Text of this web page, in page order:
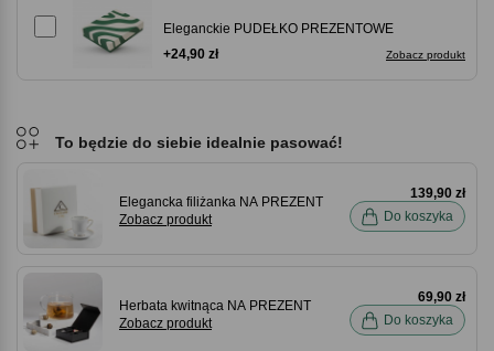
Eleganckie PUDEŁKO PREZENTOWE
Zobacz produkt
+24,90 zł
To będzie do siebie idealnie pasować!
Elegancka filiżanka NA PREZENT
Zobacz produkt
139,90 zł
Do koszyka
Herbata kwitnąca NA PREZENT
Zobacz produkt
69,90 zł
Do koszyka